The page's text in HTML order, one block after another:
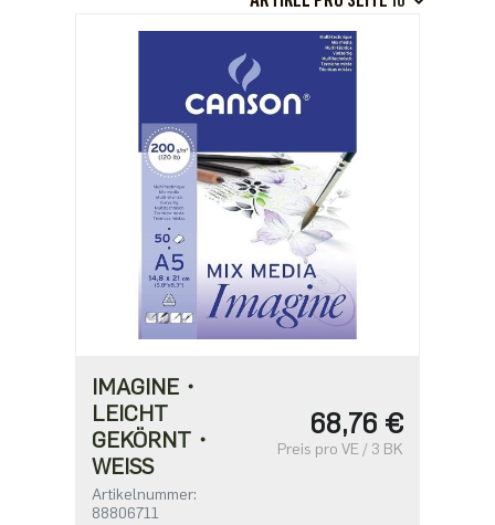
IMAGINE・
LEICHT
GEKÖRNT・
WEISS
Artikelnummer:
88806711
68,76 €
Preis pro VE / 3 BK